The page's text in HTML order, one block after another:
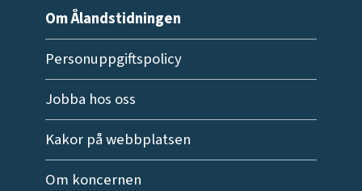
Om Ålandstidningen
Personuppgiftspolicy
Jobba hos oss
Kakor på webbplatsen
Om koncernen